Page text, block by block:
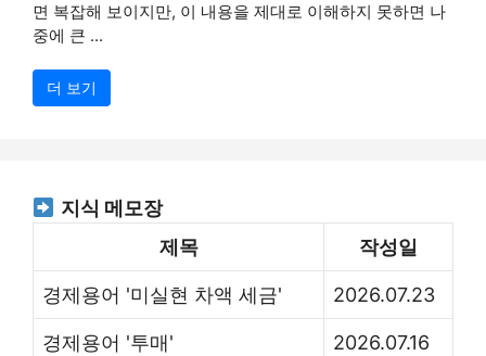
면 복잡해 보이지만, 이 내용을 제대로 이해하지 못하면 나
중에 큰 ...
더 보기
지식 메모장
제목
작성일
경제용어 '미실현 차액 세금' 2026.07.23
경제용어 '투매' 2026.07.16